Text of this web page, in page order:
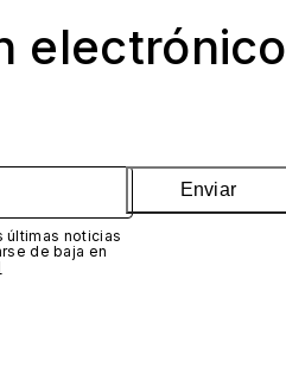
electrónico
últimas noticias
de baja en
Enviar